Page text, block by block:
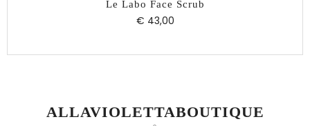
Le Labo Face Scrub
€ 43,00
ALLAVIOLETTABOUTIQUE